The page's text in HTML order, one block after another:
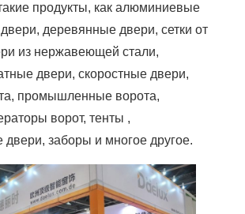
продукты, как алюминиевые
деревянные двери, сетки от
из нержавеющей стали,
двери, скоростные двери,
промышленные ворота,
ворот, тенты ,
двери, заборы и многое другое.